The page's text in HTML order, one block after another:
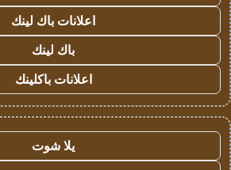
اعلانات باك لينك
باك لينك
اعلانات باكلينك
يلا شوت